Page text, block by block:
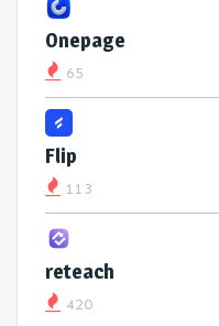
Onepage
65
Flip
113
reteach
420